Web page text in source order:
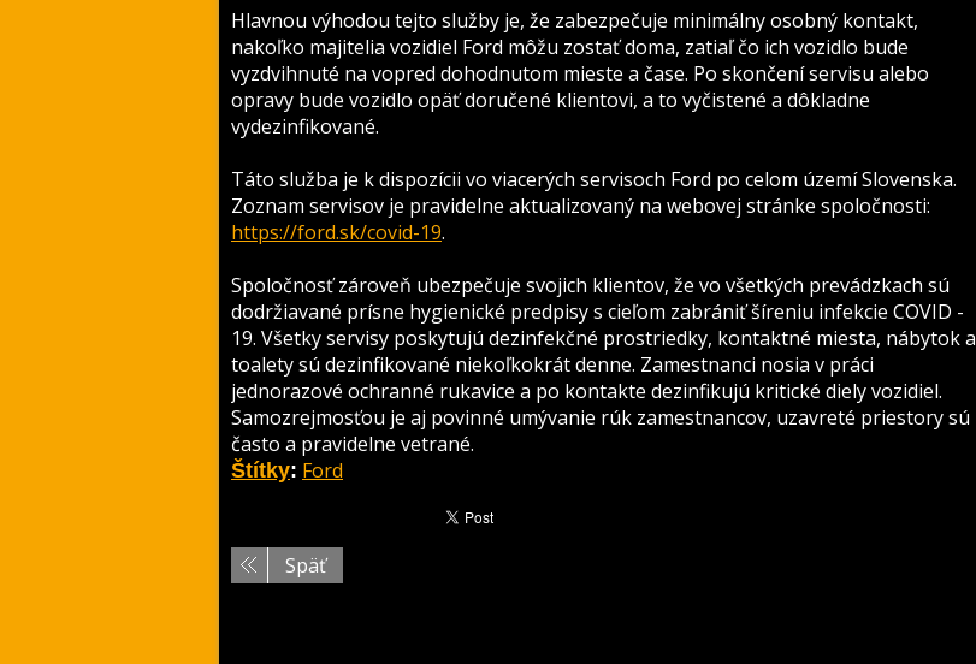
Hlavnou výhodou tejto služby je, že zabezpečuje minimálny osobný kontakt,
nakoľko majitelia vozidiel Ford môžu zostať doma, zatiaľ čo ich vozidlo bude
vyzdvihnuté na vopred dohodnutom mieste a čase. Po skončení servisu alebo
opravy bude vozidlo opäť doručené klientovi, a to vyčistené a dôkladne
vydezinfikované.
Táto služba je k dispozícii vo viacerých servisoch Ford po celom území Slovenska.
Zoznam servisov je pravidelne aktualizovaný na webovej stránke spoločnosti:
https://ford.sk/covid-19.
Spoločnosť zároveň ubezpečuje svojich klientov, že vo všetkých prevádzkach sú
dodržiavané prísne hygienické predpisy s cieľom zabrániť šíreniu infekcie COVID -
19. Všetky servisy poskytujú dezinfekčné prostriedky, kontaktné miesta, nábytok a
toalety sú dezinfikované niekoľkokrát denne. Zamestnanci nosia v práci
jednorazové ochranné rukavice a po kontakte dezinfikujú kritické diely vozidiel.
Samozrejmosťou je aj povinné umývanie rúk zamestnancov, uzavreté priestory sú
často a pravidelne vetrané.
Štítky: Ford
Späť